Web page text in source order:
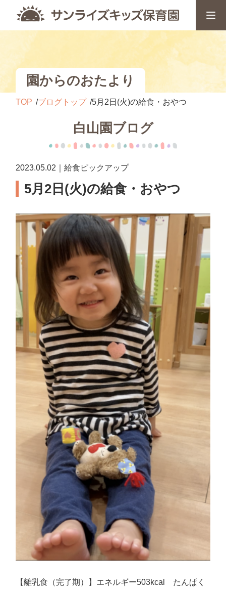
園からのおたより
TOP ブログトップ 5月2日(火)の給食・おやつ
白山園ブログ
2023.05.02｜給食ピックアップ
5月2日(火)の給食・おやつ
【離乳食（完了期）】エネルギー503kcal たんぱく